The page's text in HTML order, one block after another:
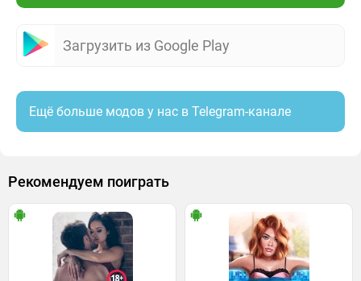
Загрузить из Google Play
Ещё больше модов у нас в Telegram-канале
Рекомендуем поиграть